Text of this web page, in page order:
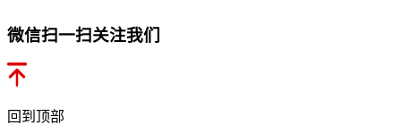
微信扫一扫关注我们
回到顶部